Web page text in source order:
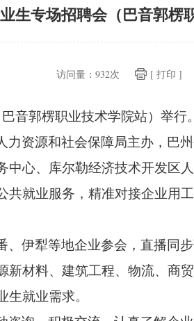
生专场招聘会（巴音郭楞
访问量： 932次 [ 打印 ]
音郭楞职业技术学院站）举行。
力资源和社会保障局主办， 巴
中心、 库尔勒经济技术开发区人
共就业服务， 精准对接企业用
、伊犁等地企业参会， 直播同
新材料、 建筑工程、 物流、 商
生就业需求。